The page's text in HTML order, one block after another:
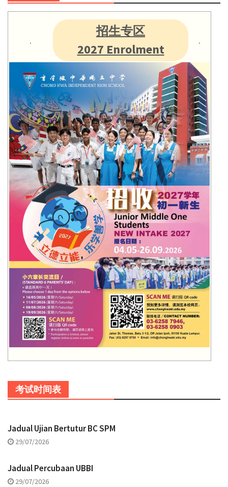
招生专区
2027 Enrolment
考试时间表
Jadual Ujian Bertutur BC SPM
29/07/2026
Jadual Percubaan UBBI
29/07/2026